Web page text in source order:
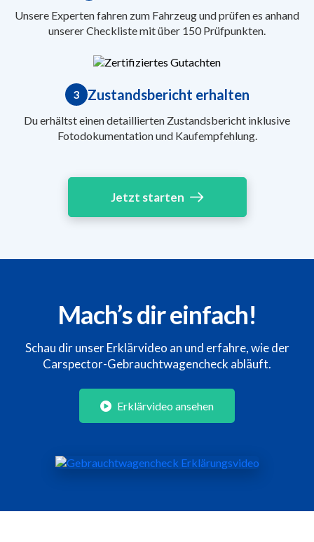
Unsere Experten fahren zum Fahrzeug und prüfen es anhand
unserer Checkliste mit über 150 Prüfpunkten.
3 Zustandsbericht erhalten
Du erhältst einen detaillierten Zustandsbericht inklusive
Fotodokumentation und Kaufempfehlung.
Jetzt starten
Mach’s dir einfach!
Schau dir unser Erklärvideo an und erfahre, wie der
Carspector-Gebrauchtwagencheck abläuft.
Erklärvideo ansehen